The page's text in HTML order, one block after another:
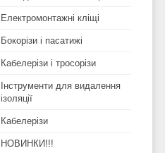
Електромонтажні кліщі
Бокорізи і пасатижі
Кабелерізи і тросорізи
Інструменти для видалення
ізоляції
Кабелерізи
НОВИНКИ!!!